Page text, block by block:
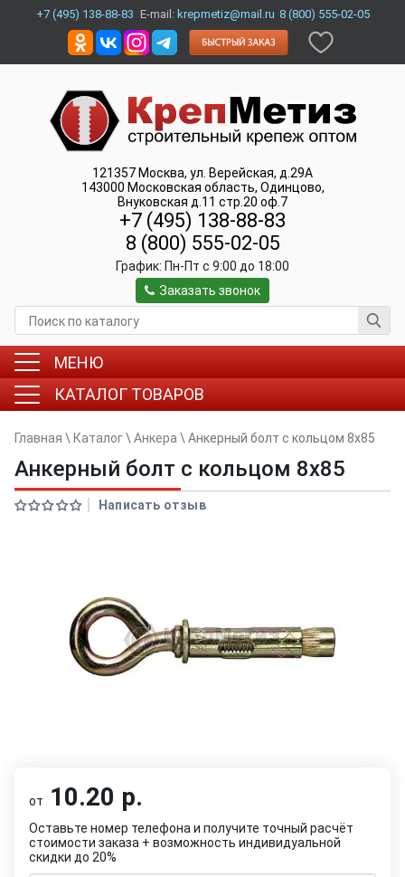
+7 (495) 138-88-83 E-mail: krepmetiz@mail.ru 8 (800) 555-02-05
121357 Москва, ул. Верейская, д.29А
143000 Московская область, Одинцово,
Внуковская д.11 стр.20 оф.7
+7 (495) 138-88-83
8 (800) 555-02-05
График: Пн-Пт c 9:00 до 18:00
Заказать звонок
МЕНЮ
КАТАЛОГ ТОВАРОВ
Главная \ Каталог\ Анкера \ Анкерный болт с кольцом 8x85
Анкерный болт с кольцом 8x85
Написать отзыв
от 10.20 р.
Оставьте номер телефона и получите точный расчёт
стоимости заказа + возможность индивидуальной
скидки до 20%